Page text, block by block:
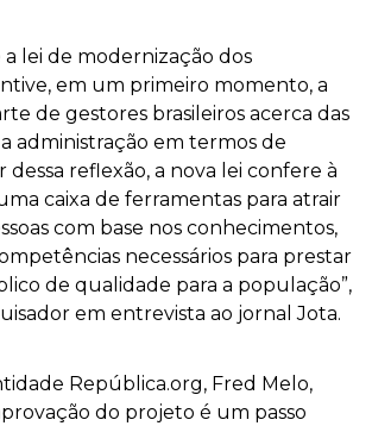
a lei de modernização dos
em um primeiro momento, a
de gestores brasileiros acerca das
administração em termos de
dessa reflexão, a nova lei confere à
caixa de ferramentas para atrair
com base nos conhecimentos,
necessários para prestar
de qualidade para a população”,
em entrevista ao jornal Jota.
República.org, Fred Melo,
do projeto é um passo